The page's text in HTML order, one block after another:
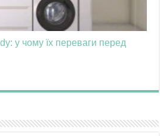
у чому їх переваги перед